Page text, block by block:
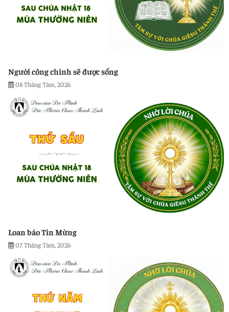
Người công chính sẽ được sống
08 Tháng Tám, 2026
Loan báo Tin Mừng
07 Tháng Tám, 2026